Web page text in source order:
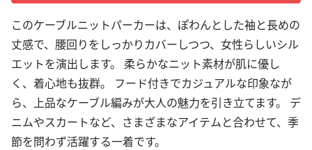
このケーブルニットパーカーは、ぽわんとした袖と長めの
丈感で、腰回りをしっかりカバーしつつ、女性らしいシル
エットを演出します。 柔らかなニット素材が肌に優し
く、着心地も抜群。 フード付きでカジュアルな印象なが
ら、上品なケーブル編みが大人の魅力を引き立てます。 デ
ニムやスカートなど、さまざまなアイテムと合わせて、季
節を問わず活躍する一着です。